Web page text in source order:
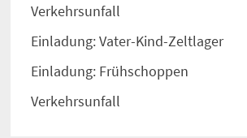
Verkehrsunfall
Einladung: Vater-Kind-Zeltlager
Einladung: Frühschoppen
Verkehrsunfall